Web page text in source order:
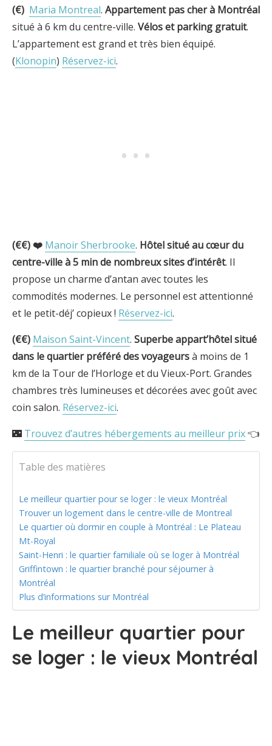
(€) Maria Montreal. Appartement pas cher à Montréal
situé à 6 km du centre-ville. Vélos et parking gratuit.
L’appartement est grand et très bien équipé.
(Klonopin) Réservez-ici.
(€€) ❤️ Manoir Sherbrooke. Hôtel situé au cœur du
centre-villeà 5 min de nombreux sites d’intérêt. Il
propose un charme d’antan avec toutes les
commodités modernes. Le personnel est attentionné
et le petit-déj’ copieux ! Réservez-ici.
(€€) Maison Saint-Vincent. Superbe appart’hôtel situé
dans le quartier préféré des voyageursà moins de 1
km de la Tour de l’Horloge et du Vieux-Port. Grandes
chambres très lumineuses et décorées avec goût avec
coin salon. Réservez-ici.
🌃 Trouvez d’autres hébergements au meilleur prix👈
Table des matières
Le meilleur quartier pour se loger : le vieux Montréal
Trouver un logement dans le centre-ville de Montreal
Le quartier où dormir en couple à Montréal : Le Plateau
Mt-Royal
Saint-Henri : le quartier familiale où se loger à Montréal
Griffintown : le quartier branché pour séjourner à
Montréal
Plus d’informations sur Montréal
Le meilleur quartier pour
se loger : le vieux Montréal